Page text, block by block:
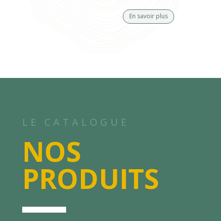
En savoir plus
LE CATALOGUE
NOS
PRODUITS